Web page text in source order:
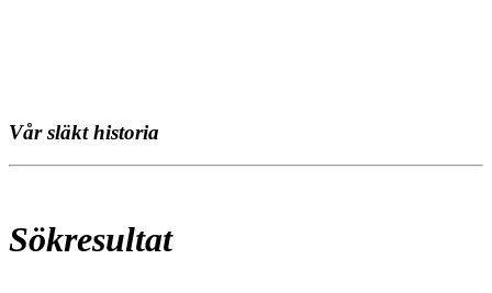
Vår släkt historia
Sökresultat